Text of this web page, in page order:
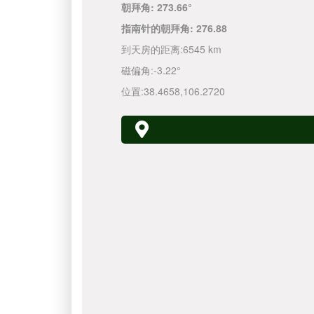
朝拜角: 273.66°
指南针的朝拜角: 276.88
到天房的距离:6545 km
磁偏角:-3.22°
位置:38.4658,106.2720